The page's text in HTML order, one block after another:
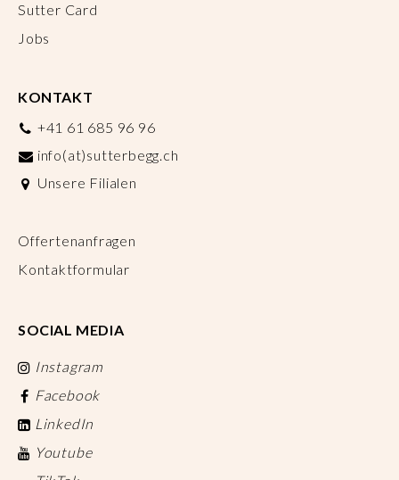
Sutter Card
Jobs
KONTAKT
+41 61 685 96 96
info(at)sutterbegg.ch
Unsere Filialen
Offertenanfragen
Kontaktformular
SOCIAL MEDIA
Instagram
Facebook
LinkedIn
Youtube